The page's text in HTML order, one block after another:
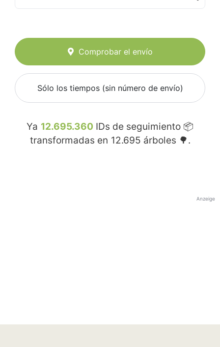
Comprobar el envío
Sólo los tiempos (sin número de envío)
Ya 12.695.360 IDs de seguimiento 📦
transformadas en 12.695 árboles 🌳.
Anzeige